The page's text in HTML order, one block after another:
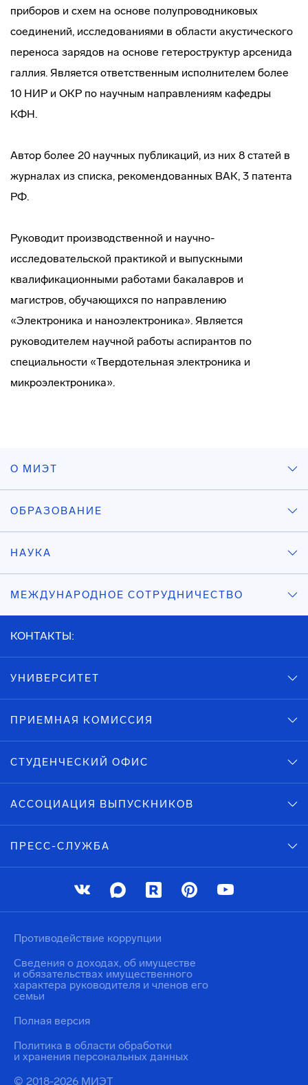
приборов и схем на основе полупроводниковых
соединений, исследованиями в области акустического
переноса зарядов на основе гетероструктур арсенида
галлия. Является ответственным исполнителем более
10 НИР и ОКР по научным направлениям кафедры
КФН.
Автор более 20 научных публикаций, из них 8 статей в
журналах из списка, рекомендованных ВАК, 3 патента
РФ.
Руководит производственной и научно-
исследовательской практикой и выпускными
квалификационными работами бакалавров и
магистров, обучающихся по направлению
«Электроника и наноэлектроника». Является
руководителем научной работы аспирантов по
специальности «Твердотельная электроника и
микроэлектроника».
О МИЭТ
ОБРАЗОВАНИЕ
НАУКА
МЕЖДУНАРОДНОЕ СОТРУДНИЧЕСТВО
КОНТАКТЫ:
УНИВЕРСИТЕТ
ПРИЕМНАЯ КОМИССИЯ
СТУДЕНЧЕСКИЙ ОФИС
АССОЦИАЦИЯ ВЫПУСКНИКОВ
ПРЕСС-СЛУЖБА
© 2018-2026 МИЭТ
Политика в области обработки
и хранения персональных данных
Противодействие коррупции
Сведения о доходах, об имуществе
и обязательствах имущественного
характера руководителя и членов его
семьи
Полная версия